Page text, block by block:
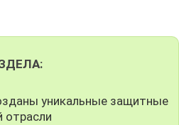
уникальные защитные
отрасли